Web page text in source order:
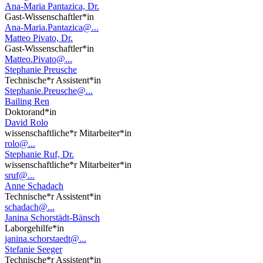
Ana-Maria Pantazica, Dr.
Gast-Wissenschaftler*in
Ana-Maria.Pantazica@...
Matteo Pivato, Dr.
Gast-Wissenschaftler*in
Matteo.Pivato@...
Stephanie Preusche
Technische*r Assistent*in
Stephanie.Preusche@...
Bailing Ren
Doktorand*in
David Rolo
wissenschaftliche*r Mitarbeiter*in
rolo@...
Stephanie Ruf, Dr.
wissenschaftliche*r Mitarbeiter*in
sruf@...
Anne Schadach
Technische*r Assistent*in
schadach@...
Janina Schorstädt-Bänsch
Laborgehilfe*in
janina.schorstaedt@...
Stefanie Seeger
Technische*r Assistent*in